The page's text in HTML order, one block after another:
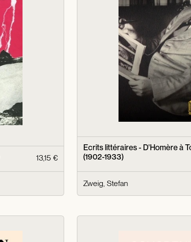
13,15 €
Ecrits littéraires - D'Homère à
(1902-1933)
Zweig, Stefan